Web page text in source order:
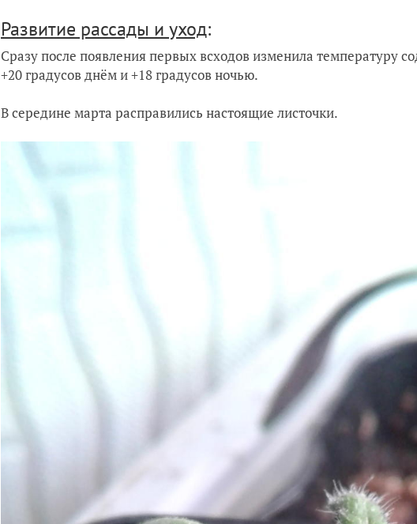
Развитие рассады и уход:
Сразу после появления первых всходов изменила температуру
+20 градусов днём и +18 градусов ночью.
В середине марта расправились настоящие листочки.